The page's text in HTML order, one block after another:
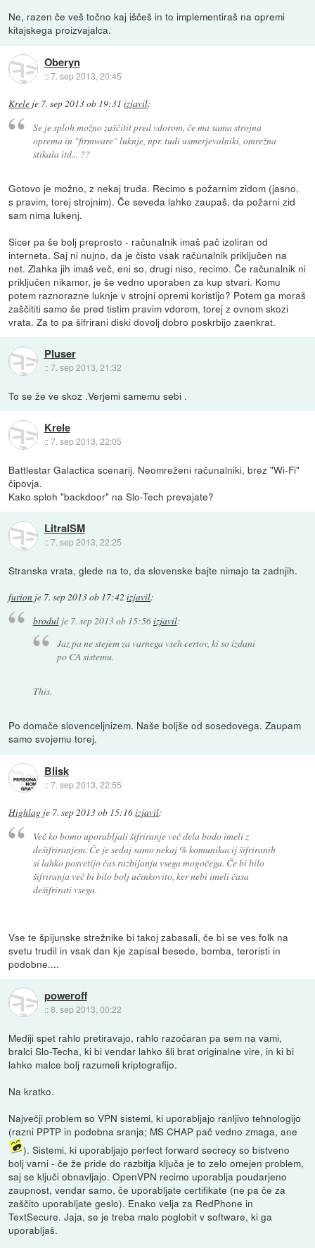
Ne, razen če veš točno kaj iščeš in to implementiraš na opremi
kitajskega proizvajalca.
Oberyn
::7. sep 2013, 20:45
Krele je 7. sep 2013 ob 19:31 izjavil:
Se je sploh možno zaščitit pred vdorom, če ma sama strojna
oprema in "firmware" luknje, npr. tudi usmerjevalniki, omrežna
stikala itd... ??
Gotovo je možno, z nekaj truda. Recimo s požarnim zidom (jasno,
s pravim, torej strojnim). Če seveda lahko zaupaš, da požarni zid
sam nima lukenj.
Sicer pa še bolj preprosto - računalnik imaš pač izoliran od
interneta. Saj ni nujno, da je čisto vsak računalnik priključen na
net. Zlahka jih imaš več, eni so, drugi niso, recimo. Če računalnik ni
priključen nikamor, je še vedno uporaben za kup stvari. Komu
potem raznorazne luknje v strojni opremi koristijo? Potem ga moraš
zaščititi samo še pred tistim pravim vdorom, torej z ovnom skozi
vrata. Za to pa šifrirani diski dovolj dobro poskrbijo zaenkrat.
Pluser
::7. sep 2013, 21:32
To se že ve skoz .Verjemi samemu sebi .
Krele
::7. sep 2013, 22:05
Battlestar Galactica scenarij. Neomreženi računalniki, brez "Wi-Fi"
čipovja.
Kako sploh "backdoor" na Slo-Tech prevajate?
LitralSM
::7. sep 2013, 22:25
Stranska vrata, glede na to, da slovenske bajte nimajo ta zadnjih.
furion je 7. sep 2013 ob 17:42 izjavil:
brodulje 7. sep 2013 ob 15:56izjavil:
Jaz pa ne stejem za varnega vseh certov, ki so izdani
po CA sistemu.
This.
Po domače slovenceljnizem. Naše boljše od sosedovega. Zaupam
samo svojemu torej.
Blisk
::7. sep 2013, 22:55
Highlag je 7. sep 2013 ob 15:16izjavil:
Več ko bomo uporabljali šifriranje več dela bodo imeli z
dešifriranjem. Če je sedaj samo nekaj % komunikacij šifriranih
si lahko posvetijo čas razbijanju vsega mogočega. Če bi bilo
šifriranja več bi bilo bolj učinkovito, ker nebi imeli časa
dešifrirati vsega.
Vse te špijunske strežnike bi takoj zabasali, če bi se ves folk na
svetu trudil in vsak dan kje zapisal besede, bomba, teroristi in
podobne....
poweroff
::8. sep 2013, 00:22
Mediji spet rahlo pretiravajo, rahlo razočaran pa sem na vami,
bralci Slo-Techa, ki bi vendar lahko šli brat originalne vire, in ki bi
lahko malce bolj razumeli kriptografijo.
Na kratko.
Največji problem so VPN sistemi, ki uporabljajo ranljivo tehnologijo
(razni PPTP in podobna sranja; MS CHAP pač vedno zmaga, ane
). Sistemi, ki uporabljajo perfect forward secrecy so bistveno
bolj varni - če že pride do razbitja ključa je to zelo omejen problem,
saj se ključi obnavljajo. OpenVPN recimo uporablja poudarjeno
zaupnost, vendar samo, če uporabljate certifikate (ne pa če za
zaščito uporabljate geslo). Enako velja za RedPhone in
TextSecure. Jaja, se je treba malo poglobit v software, ki ga
uporabljaš.